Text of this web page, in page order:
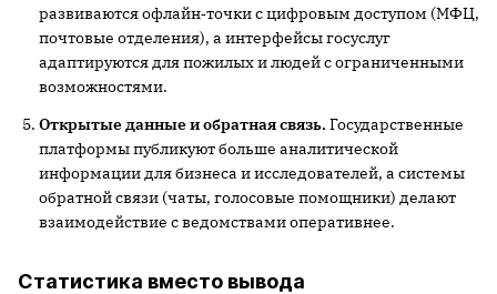
развиваются офлайн‑точки с цифровым доступом (МФЦ,
почтовые отделения), а интерфейсы госуслуг
адаптируются для пожилых и людей с ограниченными
возможностями.
Открытые данные и обратная связь. Государственные
платформы публикуют больше аналитической
информации для бизнеса и исследователей, а системы
обратной связи (чаты, голосовые помощники) делают
взаимодействие с ведомствами оперативнее.
Статистика вместо вывода